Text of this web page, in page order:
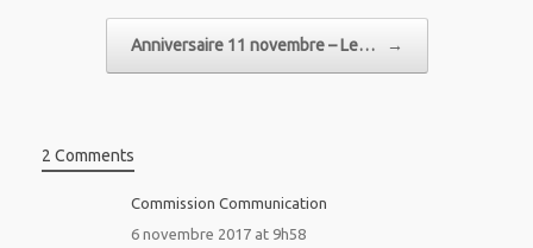
Anniversaire 11 novembre – Le… →
2 Comments
Commission Communication
6 novembre 2017 at 9h58